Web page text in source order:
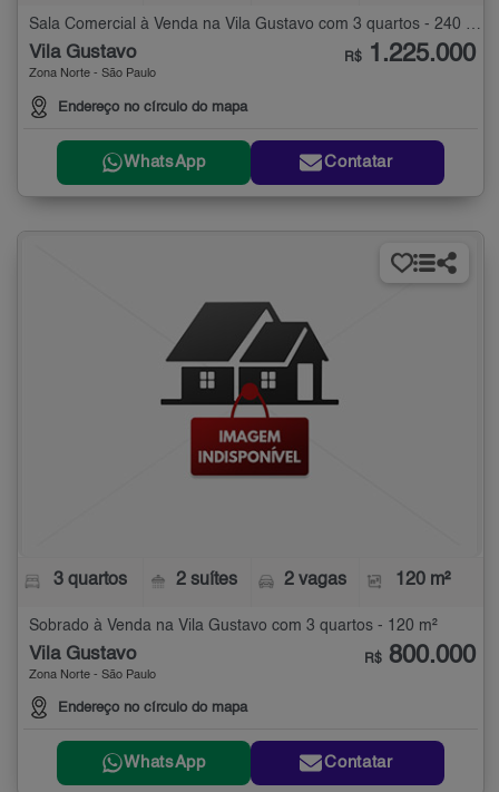
Sala Comercial à Venda na Vila Gustavo com 3 quartos - 240 m²
Vila Gustavo
Zona Norte - São Paulo
Endereço no círculo do mapa
R$ 1.225.000
WhatsApp Contatar
3 quartos 2 suítes 2 vagas 120 m²
Sobrado à Venda na Vila Gustavo com 3 quartos - 120 m²
Vila Gustavo
Zona Norte - São Paulo
Endereço no círculo do mapa
R$ 800.000
WhatsApp Contatar